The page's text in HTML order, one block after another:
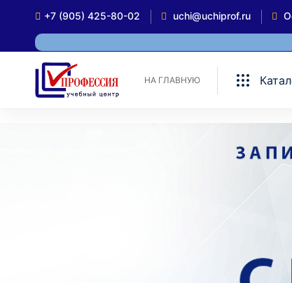
+7 (905) 425-80-02 uchi@uchiprof.ru
НА ГЛАВНУЮ